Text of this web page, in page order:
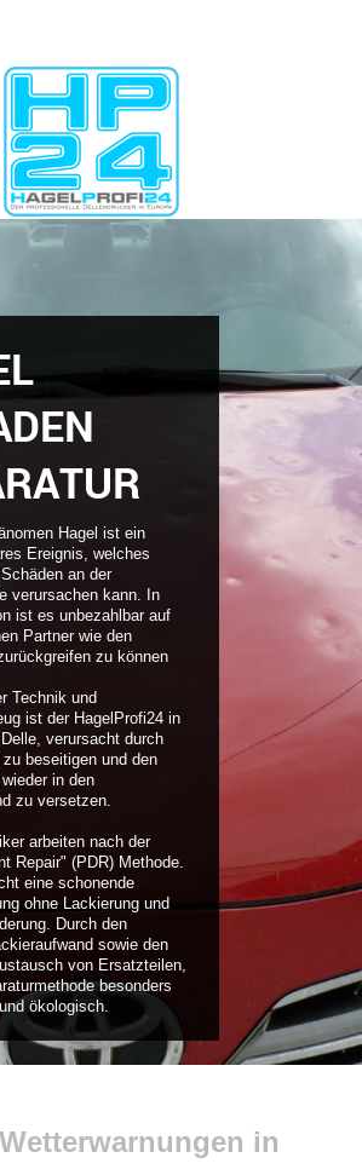
Hagel ist ein
Ereignis, welches
an der
verursachen kann. In
ist es unbezahlbar auf
Partner wie den
zu können
Technik und
ist der HagelProfi24 in
verursacht durch
beseitigen und den
in den
zu versetzen.
arbeiten nach der
Repair" (PDR) Methode.
eine schonende
ohne Lackierung und
Durch den
sowie den
von Ersatzteilen,
besonders
ökologisch.
in